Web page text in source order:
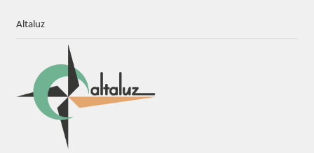
Altaluz